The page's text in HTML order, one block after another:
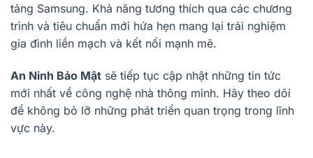
tảng Samsung. Khả năng tương thích qua các chương
trình và tiêu chuẩn mới hứa hẹn mang lại trải nghiệm
gia đình liền mạch và kết nối mạnh mẽ.
An Ninh Bảo Mật sẽ tiếp tục cập nhật những tin tức
mới nhất về công nghệ nhà thông minh. Hãy theo dõi
để không bỏ lỡ những phát triển quan trọng trong lĩnh
vực này.